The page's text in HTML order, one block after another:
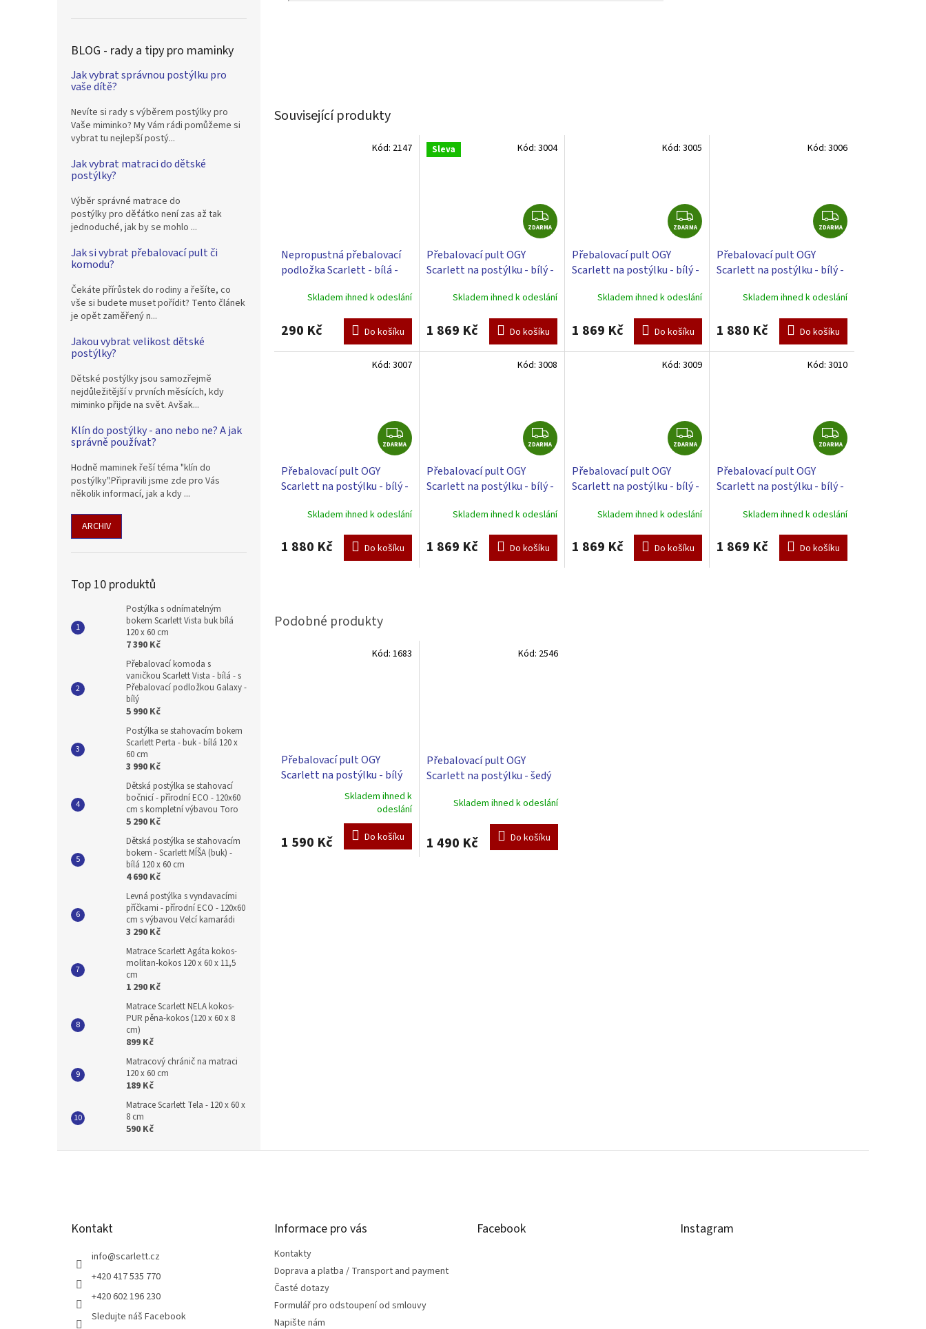
BLOG - rady a tipy pro maminky
Jak vybrat správnou postýlku pro
vaše dítě?
Nevíte si rady s výběrem postýlky pro
Vaše miminko? My Vám rádi pomůžeme si
vybrat tu nejlepší postý...
Jak vybrat matraci do dětské
postýlky?
Výběr správné matrace do
postýlky pro děťátko není zas až tak
jednoduché, jak by se mohlo ...
Jak si vybrat přebalovací pult či
komodu?
Čekáte přírůstek do rodiny a řešíte, co
vše si budete muset pořídit? Tento článek
je opět zaměřený n...
Jakou vybrat velikost dětské
postýlky?
Dětské postýlky jsou samozřejmě
nejdůležitější v prvních měsících, kdy
miminko přijde na svět. Avšak...
Klín do postýlky - ano nebo ne? A jak
správně používat?
Hodně maminek řeší téma "klín do
postýlky".Připravili jsme zde pro Vás
několik informací, jak a kdy ...
ARCHIV
Top 10 produktů
Postýlka s odnímatelným
bokem Scarlett Vista buk bílá
120 x 60 cm
7 390 Kč
Přebalovací komoda s
vaničkou Scarlett Vista - bílá - s
Přebalovací podložkou Galaxy -
bílý
5 990 Kč
Postýlka se stahovacím bokem
Scarlett Perta - buk - bílá 120 x
60 cm
3 990 Kč
Dětská postýlka se stahovací
bočnicí - přírodní ECO - 120x60
cm s kompletní výbavou Toro
5 290 Kč
Dětská postýlka se stahovacím
bokem - Scarlett MÍŠA (buk) -
bílá 120 x 60 cm
4 690 Kč
Levná postýlka s vyndavacími
příčkami - přírodní ECO - 120x60
cm s výbavou Velcí kamarádi
3 290 Kč
Matrace Scarlett Agáta kokos-
molitan-kokos 120 x 60 x 11,5
cm
1 290 Kč
Matrace Scarlett NELA kokos-
PUR pěna-kokos (120 x 60 x 8
cm)
899 Kč
Matracový chránič na matraci
120 x 60 cm
189 Kč
Matrace Scarlett Tela - 120 x 60 x
8 cm
590 Kč
Související produkty
Nepropustná přebalovací
podložka Scarlett - bílá -
Skladem ihned k odeslání
290 Kč Do košíku
Kód: 2147 Sleva
Z
D
R
A
ZDARMA
Přebalovací pult OGY
Scarlett na postýlku - bílý -
Galaxy - Růžová
Skladem ihned k odeslání
1 869 Kč Do košíku
Kód: 3004
Z
D
R
A
ZDARMA
Přebalovací pult OGY
Scarlett na postýlku - bílý -
Oslík - bílá
Skladem ihned k odeslání
1 869 Kč Do košíku
Kód:3005
Z
D
A
ZDARMA
Přebalovací pult OGY
Scarlett na postýlku - bílý -
Skladem ihned k odeslání
1 880 Kč Do košíku
Kód: 3006
Z
D
R
A
ZDARMA
Přebalovací pult OGY
Scarlett na postýlku - bílý -
Skladem ihned k odeslání
1 880 Kč Do košíku
Kód: 3007
Z
D
R
A
ZDARMA
Přebalovací pult OGY
Scarlett na postýlku - bílý -
Perla - bílá
Skladem ihned k odeslání
1 869 Kč Do košíku
Kód: 3008
Z
D
R
A
ZDARMA
Přebalovací pult OGY
Scarlett na postýlku - bílý -
Slon - béžová
Skladem ihned k odeslání
1 869 Kč Do košíku
Kód:3009
Z
D
A
ZDARMA
Přebalovací pult OGY
Scarlett na postýlku - bílý -
Slon - Bílá
Skladem ihned k odeslání
1 869 Kč Do košíku
Kód: 3010
Přebalovací pult OGY
Scarlett na postýlku - bílý
je
Skladem ihned k
odeslání
1 590 Kč Do košíku
Kód: 1683
Přebalovací pult OGY
Scarlett na postýlku - šedý
Skladem ihned k odeslání
1 490 Kč Do košíku
Kód: 2546
Kontakt
info@scarlett.cz
+420 417 535 770
+420 602 196 230
Sledujte náš Facebook
Informace pro vás
Kontakty
Doprava a platba / Transport and payment
Časté dotazy
Formulář pro odstoupení od smlouvy
Napište nám
Facebook Instagram